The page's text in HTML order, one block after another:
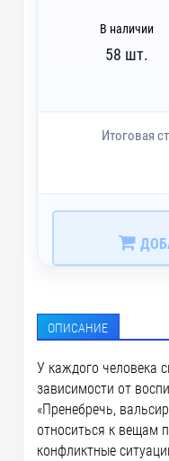
В наличии
58 шт.
Итоговая
ОПИСАНИЕ
У каждого человека
зависимости от
«Пренебречь,
относиться к вещам
конфликтные